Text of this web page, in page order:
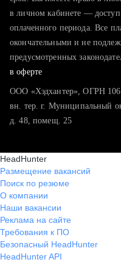
в личном кабинете — доступ
оплаченного периода. Все
окончательными и не
предусмотренных
в оферте
ООО «Хэдхантер», ОГРН
вн. тер. г. Муниципальный
д. 48, помещ. 25
HeadHunter
Размещение вакансий
Поиск по резюме
О компании
Наши вакансии
Реклама на сайте
Требования к ПО
Безопасный HeadHunter
HeadHunter API